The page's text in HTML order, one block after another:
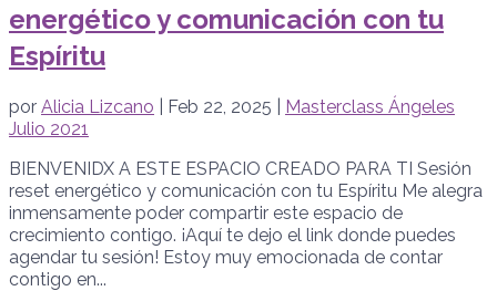
energético y comunicación con tu
Espíritu
por Alicia Lizcano Feb 22, 2025
Masterclass Ángeles
Julio 2021
BIENVENIDX A ESTE ESPACIO CREADO PARA TI Sesión
reset energético y comunicación con tu Espíritu Me alegra
inmensamente poder compartir este espacio de
crecimiento contigo. ¡Aquí te dejo el link donde puedes
agendar tu sesión! Estoy muy emocionada de contar
contigo en...